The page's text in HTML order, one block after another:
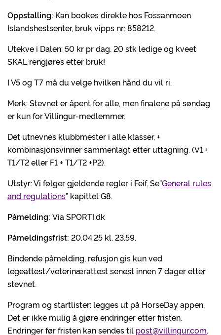
Oppstalling: Kan bookes direkte hos Fossanmoen
Islandshestsenter, bruk vipps nr: 858212.
Utekve i Dalen: 50 kr pr dag. 20 stk ledige og kveet
SKAL rengjøres etter bruk!
I V5 og T7 må du velge hvilken hånd du vil ri.
Merk: Stevnet er åpent for alle, men finalene på søndag
er kun for Villingur-medlemmer.
Det utnevnes klubbmester i alle klasser, +
kombinasjonsvinner sammenlagt etter uttagning. (V1 +
T1/T2 eller F1 + T1/T2 +P2).
Utstyr: Vi følger gjeldende regler i Feif. Se”General rules
and regulations” kapittel G8.
Påmelding: Via SPORTI.dk
Påmeldingsfrist: 20.04.25 kl. 23.59.
Bindende påmelding, refusjon gis kun ved
legeattest/veterinærattest senest innen 7 dager etter
stevnet.
Program og startlister: legges ut på HorseDay appen.
Det er ikke mulig å gjøre endringer etter fristen.
Endringer før fristen kan sendes til post@villingur.com.